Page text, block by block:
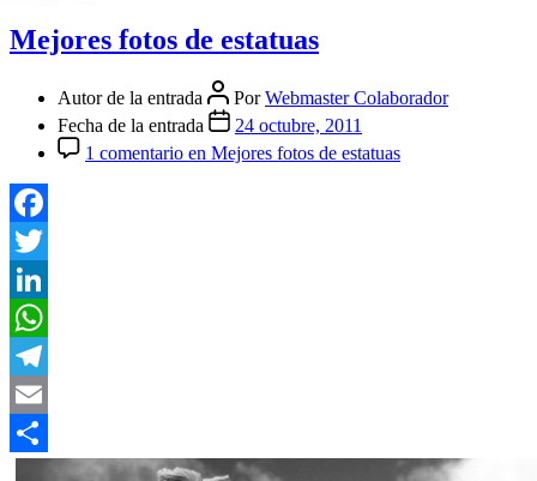
Mejores fotos de estatuas
Autor de la entrada PorWebmaster Colaborador
Fecha de la entrada
24 octubre, 2011
1 comentario en Mejores fotos de estatuas
Facebook
Twitter
LinkedIn
WhatsApp
Telegram
Email